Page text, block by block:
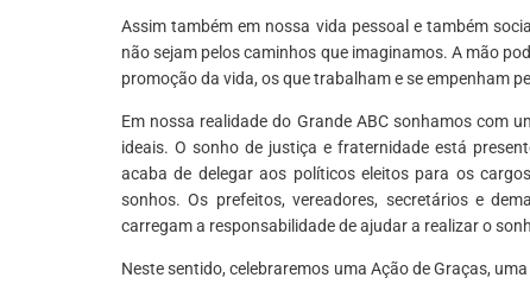
Assim também em nossa vida pessoal e também
não sejam pelos caminhos que imaginamos. A mão
promoção da vida, os que trabalham e se empenham
Em nossa realidade do Grande ABC sonhamos com
ideais. O sonho de justiça e fraternidade está
acaba de delegar aos políticos eleitos para os
sonhos. Os prefeitos, vereadores, secretários e
carregam a responsabilidade de ajudar a realizar o
Neste sentido, celebraremos uma Ação de Graças,